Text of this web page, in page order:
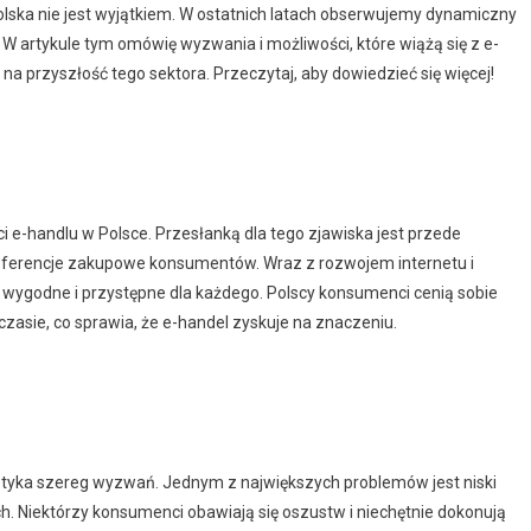
nie jest wyjątkiem. W ostatnich latach obserwujemy dynamiczny
artykule tym omówię wyzwania i możliwości, które wiążą się z e-
przyszłość tego sektora. Przeczytaj, aby dowiedzieć się więcej!
handlu w Polsce. Przesłanką dla tego zjawiska jest przede
zakupowe konsumentów. Wraz z rozwojem internetu i
i przystępne dla każdego. Polscy konsumenci cenią sobie
co sprawia, że e-handel zyskuje na znaczeniu.
szereg wyzwań. Jednym z największych problemów jest niski
konsumenci obawiają się oszustw i niechętnie dokonują